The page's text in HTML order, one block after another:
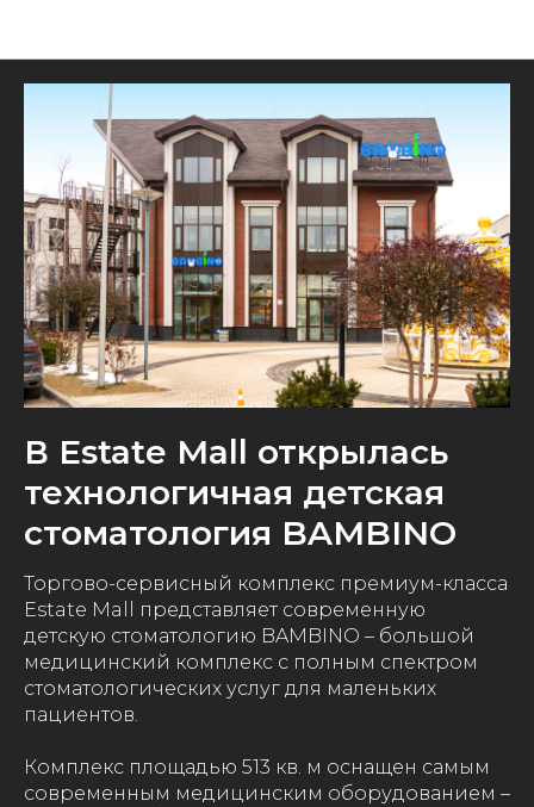
В Estate Mall открылась
технологичная детская
стоматология BAMBINO
Торгово-сервисный комплекс премиум-класса
Estate Mall представляет современную
детскую стоматологию BAMBINO – большой
медицинский комплекс с полным спектром
стоматологических услуг для маленьких
пациентов.
Комплекс площадью 513 кв. м оснащен самым
современным медицинским оборудованием –